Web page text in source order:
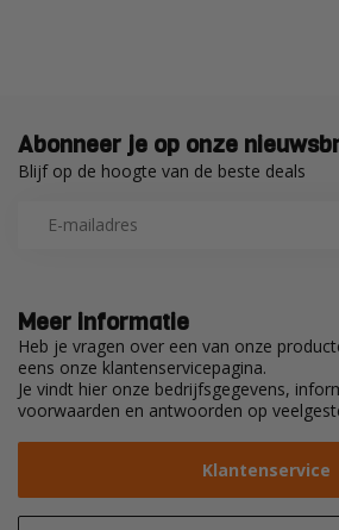
Meer informatie
Heb je vragen over een van onze
eens onze klantenservicepagina.
Je vindt hier onze bedrijfsgegevens,
voorwaarden en antwoorden op
Klantenservice
Abonneer je op onze
Blijf op de hoogte van de beste deals